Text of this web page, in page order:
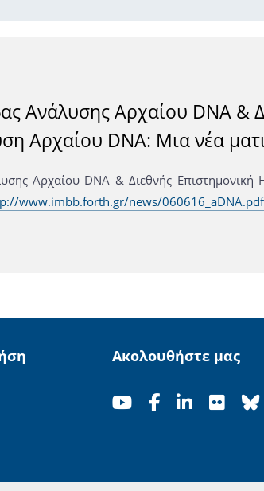
Ανάλυσης Αρχαίου DNA &
Αρχαίου DNA: Μια νέα
Αρχαίου DNA & Διεθνής
www.imbb.forth.gr/news/060616_aDNA.pdf
Ακολουθήστε μας